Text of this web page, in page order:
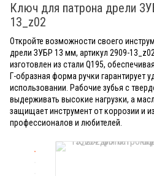
Ключ для патрона дрели
13_z02
Откройте возможности своего
дрели ЗУБР 13 мм, артикул 2909-
изготовлен из стали Q195,
Г-образная форма ручки гарантирует
использовании. Рабочие зубья с
выдерживать высокие нагрузки, а
защищает инструмент от коррозии и
профессионалов и любителей.